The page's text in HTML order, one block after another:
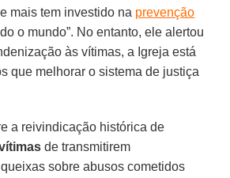
mais tem investido na prevenção
o mundo”. No entanto, ele alertou
às vítimas, a Igreja está
que melhorar o sistema de justiça
a reivindicação histórica de
de transmitirem
sobre abusos cometidos